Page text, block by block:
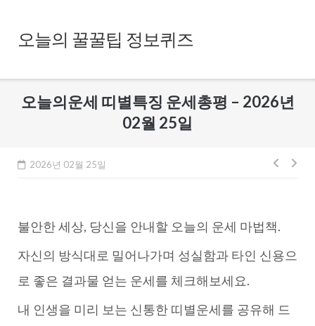
content오늘의 꿀꿀팁 정보퀴즈
오늘의운세 띠별특징 운세총평 – 2026년
02월 25일
2026년 02월 25일
글
게
이
불안한 세상, 당신을 안내할 오늘의 운세 마법책.
자신의 방식대로 밀어나가며 성실함과 타인 신용으
로 좋은 결과물 얻는 운세를 체크해보세요.
내 인생을 미리 보는 신통한 띠별운세를 공유해 드